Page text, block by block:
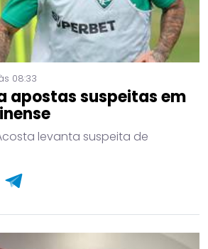
08:33
apostas suspeitas em
levanta suspeita de